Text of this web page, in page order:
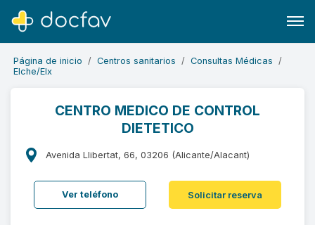
Buscar
Software para clínicas
Soporte
¿Eres un doctor?
Página de inicio Centros sanitarios
Consultas Médicas
Elche/Elx
CENTRO MEDICO DE CONTROL
DIETETICO
Avenida Llibertat, 66, 03206 (Alicante/Alacant)
Ver teléfono Solicitar reserva